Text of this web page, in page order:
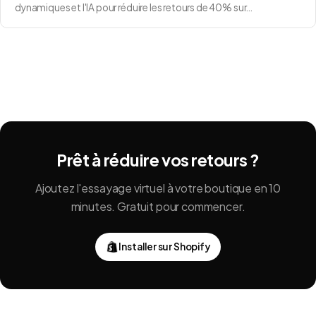
dynamiques et l'IA pour réduire les retours de 40% sur…
Prêt à réduire vos retours ?
Ajoutez l'essayage virtuel à votre boutique en 10
minutes. Gratuit pour commencer.
Installer sur Shopify